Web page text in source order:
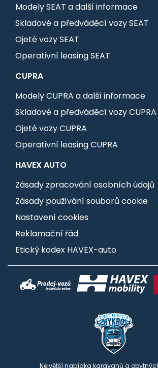
Modely SEAT a další informace
Skladové a předváděcí vozy SEAT
Ojeté vozy SEAT
Operativní leasing SEAT
CUPRA
Modely CUPRA a další informace
Skladové a předváděcí vozy CUPRA
Ojeté vozy CUPRA
Operativní leasing CUPRA
HAVEX AUTO
Zásady zpracování osobních údajů
Zásady používání souborů cookie
Nastavení cookies
Reklamační řád
Etický kodex HAVEX-auto
Největší nabídka karavanů a